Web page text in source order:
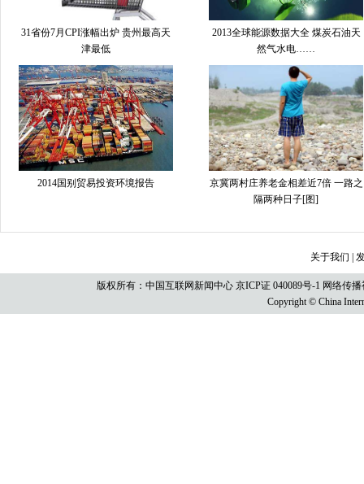
31省份7月CPI涨幅出炉 贵州最高天
津最低
2013全球能源数据大全 煤炭石油天
然气水电……
2014国别贸易投资环境报告
京冀两村庄养老金相差近7倍 一路之
隔两种日子[图]